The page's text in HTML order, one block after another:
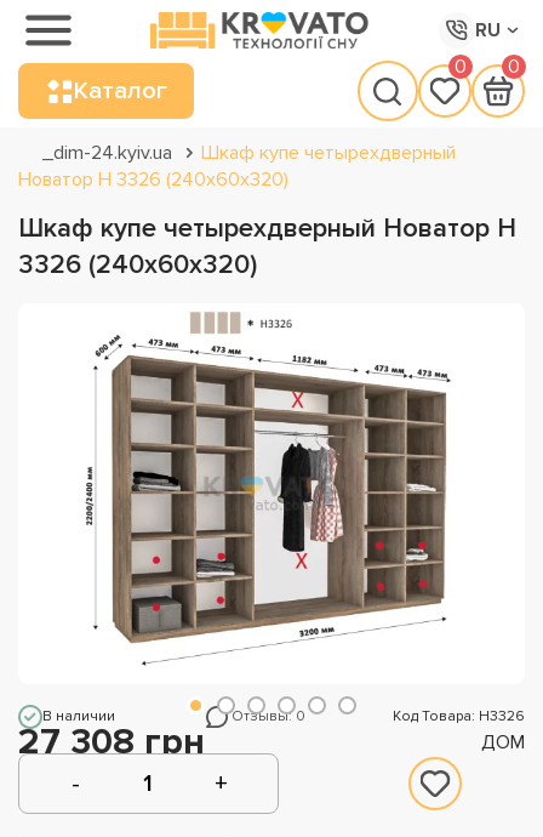
RU
Каталог
0 0
_dim-24.kyiv.ua
Шкаф купе четырехдверный
Новатор Н 3326 (240х60х320)
Шкаф купе четырехдверный Новатор Н
3326 (240х60х320)
В наличии Отзывы: 0 Код Товара: Н3326
27 308 грн ДОМ